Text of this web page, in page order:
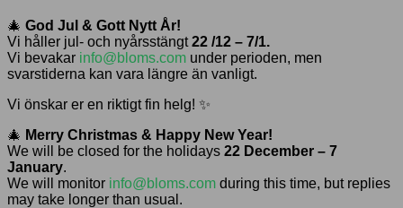
🎄 God Jul & Gott Nytt År!
Vi håller jul- och nyårsstängt22 /12 – 7/1.
Vi bevakar info@bloms.com under perioden, men
svarstiderna kan vara längre än vanligt.
Vi önskar er en riktigt fin helg! ✨
🎄 Merry Christmas & Happy New Year!
We will be closed for the holidays 22 December – 7
January.
We will monitor info@bloms.com during this time, but replies
may take longer than usual.